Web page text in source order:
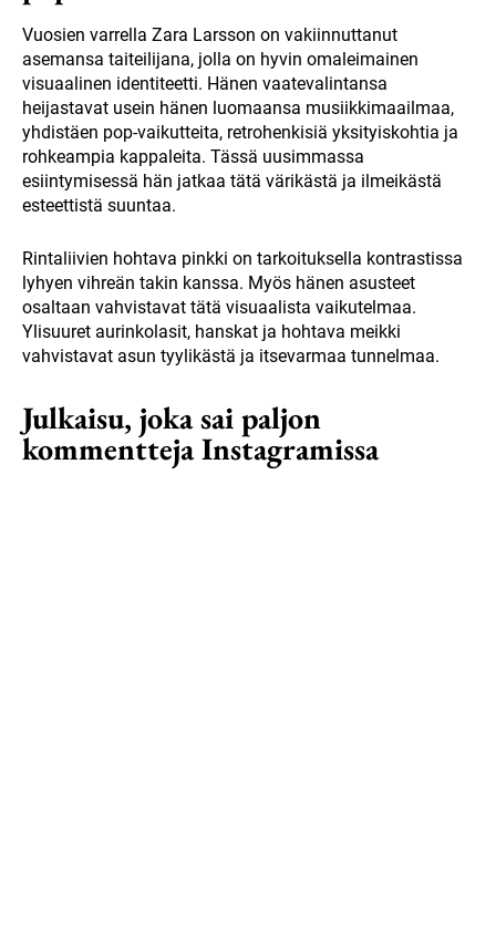
Vuosien varrella Zara Larsson on vakiinnuttanut
asemansa taiteilijana, jolla on hyvin omaleimainen
visuaalinen identiteetti. Hänen vaatevalintansa
heijastavat usein hänen luomaansa musiikkimaailmaa,
yhdistäen pop-vaikutteita, retrohenkisiä yksityiskohtia ja
rohkeampia kappaleita. Tässä uusimmassa
esiintymisessä hän jatkaa tätä värikästä ja ilmeikästä
esteettistä suuntaa.
Rintaliivien hohtava pinkki on tarkoituksella kontrastissa
lyhyen vihreän takin kanssa. Myös hänen asusteet
osaltaan vahvistavat tätä visuaalista vaikutelmaa.
Ylisuuret aurinkolasit, hanskat ja hohtava meikki
vahvistavat asun tyylikästä ja itsevarmaa tunnelmaa.
Julkaisu, joka sai paljon
kommentteja Instagramissa